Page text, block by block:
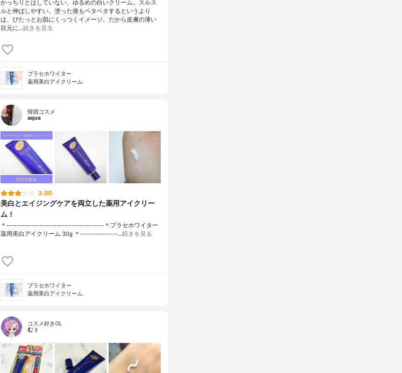
かっちりとはしていない、ゆるめの白いクリーム。スルス
ルと伸ばしやすい。塗った後もベタベタするというより
は、ぴたっとお肌にくっつくイメージ。だから皮膚の薄い
目元に…続きを見る
プラセホワイター
薬用美白アイクリーム
韓国コスメ
aqua
3.00
美白とエイジングケアを両立した薬用アイクリー
ム！
＊---------------------------------------＊プラセホワイター
薬用美白アイクリーム 30g ＊---------------…続きを見る
プラセホワイター
薬用美白アイクリーム
コスメ好きOL
むぅ